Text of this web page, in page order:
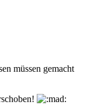
müssen gemacht